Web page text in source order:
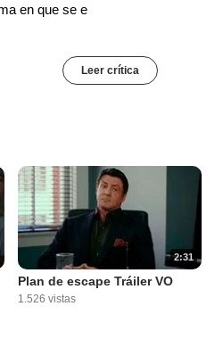
en que se e
Leer crítica
2:31
Plan de escape Tráiler VO
1.526 vistas